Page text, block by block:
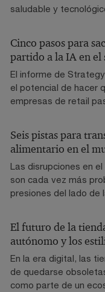
saludable y
Cinco pasos para
partido a la IA en
El informe de
el potencial de hacer
empresas de retail
Seis pistas para
alimentario en el
Las disrupciones en
son cada vez más
presiones del lado de
El futuro de la
autónomo y los
En la era digital, las
de quedarse
como parte de un